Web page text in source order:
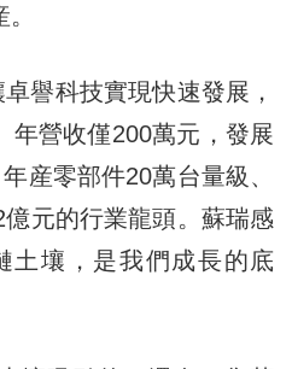
譽科技實現快速發展，
年營收僅200萬元，發展
産零部件20萬台量級、
元的行業龍頭。蘇瑞感
土壤，是我們成長的底